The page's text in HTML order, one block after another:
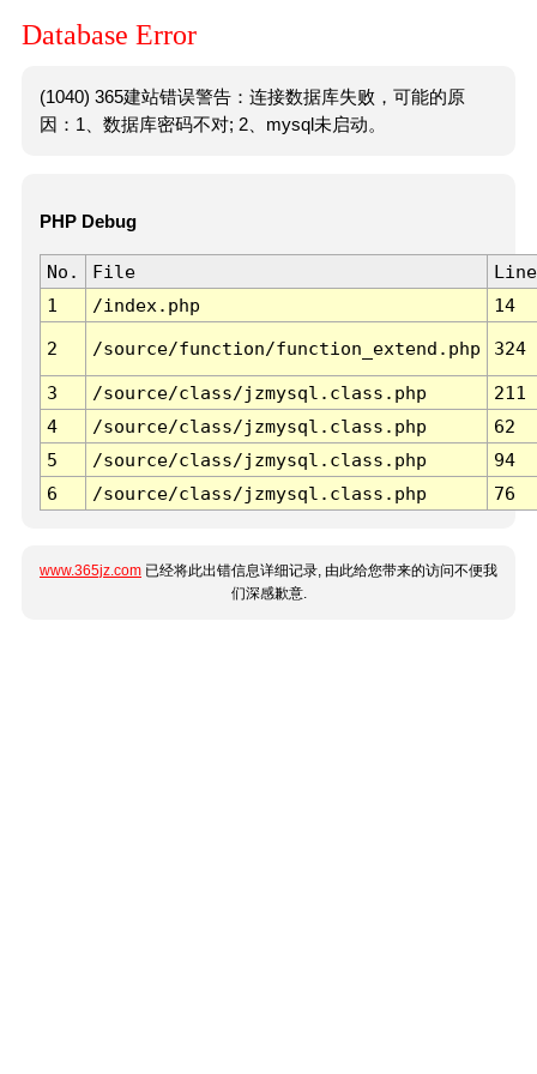
Database Error
(1040) 365建站错误警告：连接数据库失败，可能的原
因：1、数据库密码不对; 2、mysql未启动。
PHP Debug
No. File
Line
1
/index.php 14
2 /source/function/function_extend.php 324
3 /source/class/jzmysql.class.php
211
4
/source/class/jzmysql.class.php
62
5
/source/class/jzmysql.class.php
94
6
/source/class/jzmysql.class.php 76
www.365jz.com 已经将此出错信息详细记录, 由此给您带来的访问不便我
们深感歉意.